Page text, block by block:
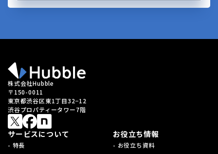
株式会社Hubble
〒150-0011
東京都渋谷区東1丁目32−12
渋谷プロパティータワー7階
サービスについて
- 特長
お役立ち情報
- お役立ち資料